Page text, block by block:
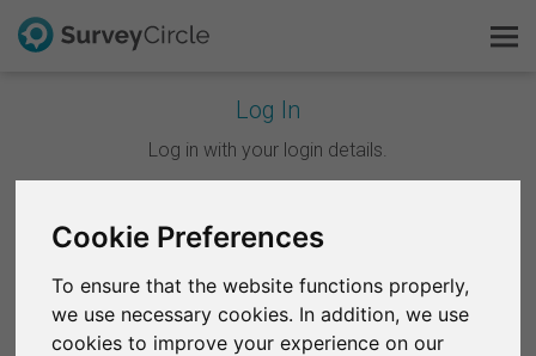
Cookie Preferences
To ensure that the website functions properly,
we use necessary cookies. In addition, we use
cookies to improve your experience on our
Log In
Log in with your login details.
Continuer avec Google
Continuer avec Facebook
C'est SurveyCircle
FAQ